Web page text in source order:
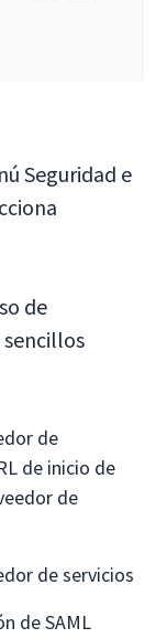
Seguridad e
de
de
de inicio de
de
de servicios
de SAML